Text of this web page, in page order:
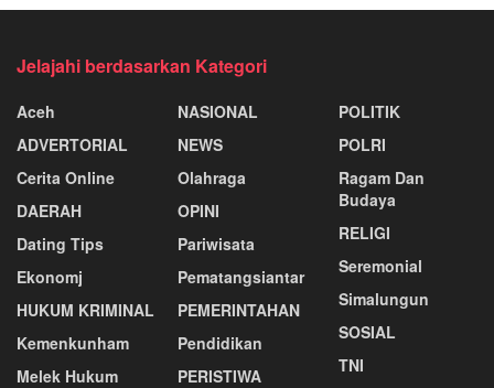
Jelajahi berdasarkan Kategori
Aceh
ADVERTORIAL
Cerita Online
DAERAH
Dating Tips
Ekonomj
HUKUM KRIMINAL
Kemenkunham
Melek Hukum
NASIONAL
NEWS
Olahraga
OPINI
Pariwisata
Pematangsiantar
PEMERINTAHAN
Pendidikan
PERISTIWA
POLITIK
POLRI
Ragam Dan
Budaya
RELIGI
Seremonial
Simalungun
SOSIAL
TNI